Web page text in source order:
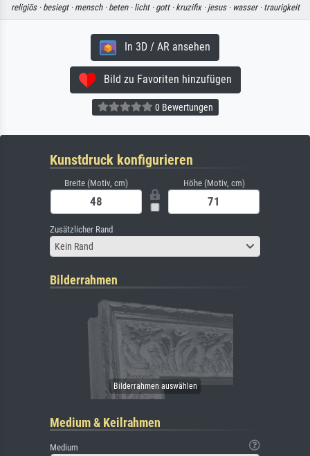
religiös · besiegt · mensch · beten · licht · gott · kruzifix · jesus · wasser · traurigkeit
In 3D / AR ansehen
Bild zu Favoriten hinzufügen
0 Bewertungen
Kunstdruck konfigurieren
Breite (Motiv, cm) Höhe (Motiv, cm)
Zusätzlicher Rand
Kein Rand
Bilderrahmen
Medium & Keilrahmen
Medium